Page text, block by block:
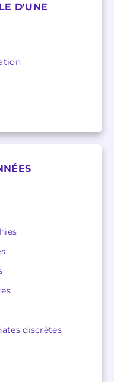
D'UNE
discrètes